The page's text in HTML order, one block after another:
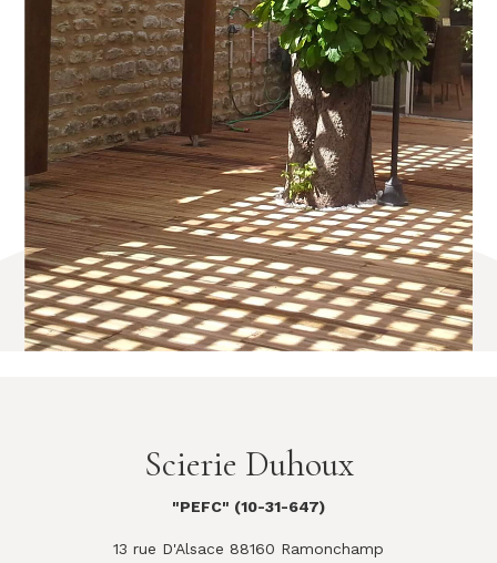
Scierie Duhoux
"PEFC" (10-31-647)
13 rue D'Alsace 88160 Ramonchamp